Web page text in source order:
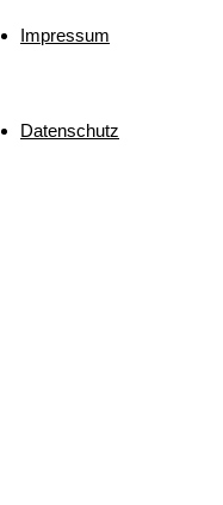
Impressum
Datenschutz